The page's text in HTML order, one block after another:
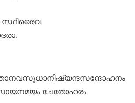
സ്ഥിരൈവ
ചേതോഹരം